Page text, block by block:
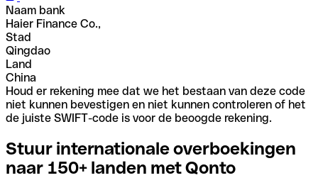
Naam bank
Haier Finance Co.,
Stad
Qingdao
Land
China
Houd er rekening mee dat we het bestaan van deze code
niet kunnen bevestigen en niet kunnen controleren of het
de juiste SWIFT-code is voor de beoogde rekening.
Stuur internationale overboekingen
naar 150+ landen met Qonto